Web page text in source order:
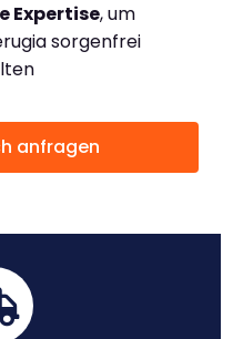
Expertise, um
sorgenfrei
anfragen